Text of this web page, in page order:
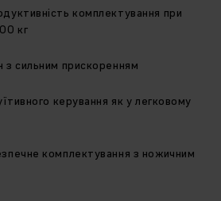
комплектування при
кг
з сильним прискоренням
керування як у легковому
комплектування з ножичним